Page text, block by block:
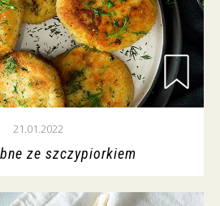
21.01.2022
ze szczypiorkiem